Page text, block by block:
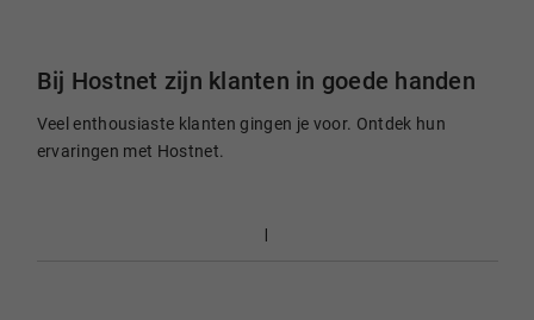
Bij Hostnet zijn klanten in goede handen
Veel enthousiaste klanten gingen je voor. Ontdek hun
ervaringen met Hostnet.